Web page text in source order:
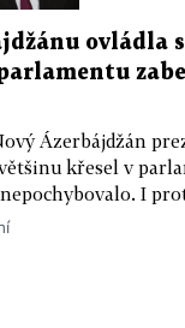
ovládla
Ázerbájdžán
křesel v
I